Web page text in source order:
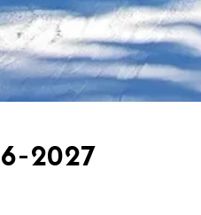
2027